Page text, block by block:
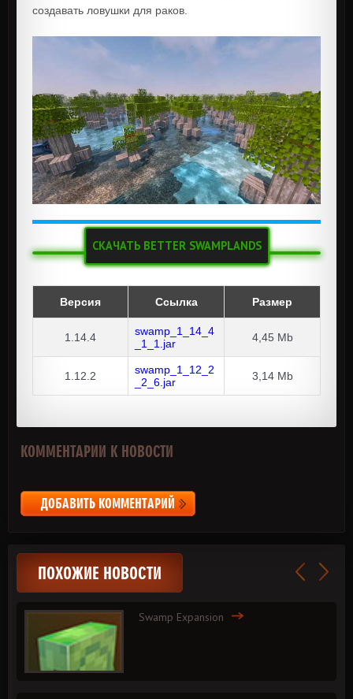
создавать ловушки для раков.
СКАЧАТЬ BETTER SWAMPLANDS
Версия Ссылка Размер
1.14.4
swamp_1_14_4
_1_1.jar
4,45 Mb
1.12.2
swamp_1_12_2
_2_6.jar
3,14 Mb
КОММЕНТАРИИ К НОВОСТИ
ДОБАВИТЬ КОММЕНТАРИЙ
ПОХОЖИЕ НОВОСТИ
Swamp Expansion